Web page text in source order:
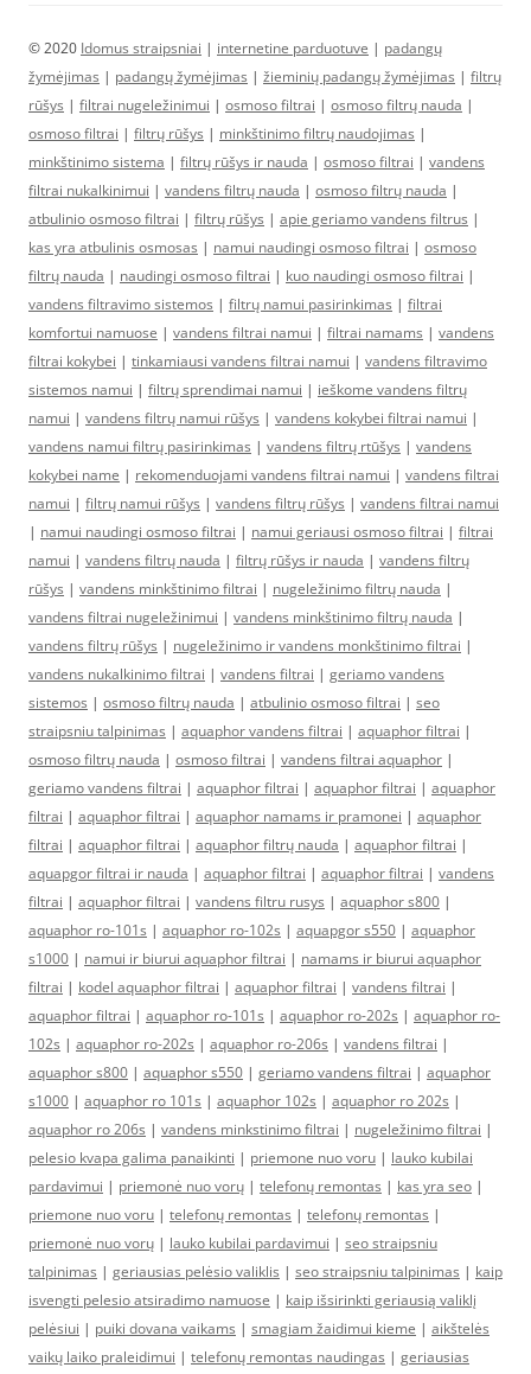
© 2020 Idomus straipsniai | internetine parduotuve | padangų
žymėjimas | padangų žymėjimas | žieminių padangų žymėjimas | filtrų
rūšys | filtrai nugeležinimui | osmoso filtrai | osmoso filtrų nauda |
osmoso filtrai | filtrų rūšys | minkštinimo filtrų naudojimas |
minkštinimo sistema | filtrų rūšys ir nauda | osmoso filtrai | vandens
filtrai nukalkinimui | vandens filtrų nauda | osmoso filtrų nauda |
atbulinio osmoso filtrai | filtrų rūšys | apie geriamo vandens filtrus |
kas yra atbulinis osmosas | namui naudingi osmoso filtrai | osmoso
filtrų nauda | naudingi osmoso filtrai | kuo naudingi osmoso filtrai |
vandens filtravimo sistemos | filtrų namui pasirinkimas | filtrai
komfortui namuose | vandens filtrai namui | filtrai namams | vandens
filtrai kokybei | tinkamiausi vandens filtrai namui | vandens filtravimo
sistemos namui | filtrų sprendimai namui | ieškome vandens filtrų
namui | vandens filtrų namui rūšys | vandens kokybei filtrai namui |
vandens namui filtrų pasirinkimas | vandens filtrų rtūšys | vandens
kokybei name | rekomenduojami vandens filtrai namui | vandens filtrai
namui | filtrų namui rūšys | vandens filtrų rūšys | vandens filtrai namui
| namui naudingi osmoso filtrai | namui geriausi osmoso filtrai | filtrai
namui | vandens filtrų nauda | filtrų rūšys ir nauda | vandens filtrų
rūšys | vandens minkštinimo filtrai | nugeležinimo filtrų nauda |
vandens filtrai nugeležinimui | vandens minkštinimo filtrų nauda |
vandens filtrų rūšys | nugeležinimo ir vandens monkštinimo filtrai |
vandens nukalkinimo filtrai | vandens filtrai | geriamo vandens
sistemos | osmoso filtrų nauda | atbulinio osmoso filtrai | seo
straipsniu talpinimas | aquaphor vandens filtrai | aquaphor filtrai |
osmoso filtrų nauda | osmoso filtrai | vandens filtrai aquaphor |
geriamo vandens filtrai | aquaphor filtrai | aquaphor filtrai | aquaphor
filtrai | aquaphor filtrai | aquaphor namams ir pramonei | aquaphor
filtrai | aquaphor filtrai | aquaphor filtrų nauda | aquaphor filtrai |
aquapgor filtrai ir nauda | aquaphor filtrai | aquaphor filtrai | vandens
filtrai | aquaphor filtrai | vandens filtru rusys | aquaphor s800 |
aquaphor ro-101s | aquaphor ro-102s | aquapgor s550 | aquaphor
s1000 | namui ir biurui aquaphor filtrai | namams ir biurui aquaphor
filtrai | kodel aquaphor filtrai | aquaphor filtrai | vandens filtrai |
aquaphor filtrai | aquaphor ro-101s | aquaphor ro-202s | aquaphor ro-
102s | aquaphor ro-202s | aquaphor ro-206s | vandens filtrai |
aquaphor s800 | aquaphor s550 | geriamo vandens filtrai | aquaphor
s1000 | aquaphor ro 101s | aquaphor 102s | aquaphor ro 202s |
aquaphor ro 206s | vandens minkstinimo filtrai | nugeležinimo filtrai |
pelesio kvapa galima panaikinti | priemone nuo voru | lauko kubilai
pardavimui | priemonė nuo vorų | telefonų remontas | kas yra seo |
priemone nuo voru | telefonų remontas | telefonų remontas |
priemonė nuo vorų | lauko kubilai pardavimui | seo straipsniu
talpinimas | geriausias pelėsio valiklis | seo straipsniu talpinimas | kaip
isvengti pelesio atsiradimo namuose | kaip išsirinkti geriausią valiklį
pelėsiui | puiki dovana vaikams | smagiam žaidimui kieme | aikštelės
vaikų laiko praleidimui | telefonų remontas naudingas | geriausias